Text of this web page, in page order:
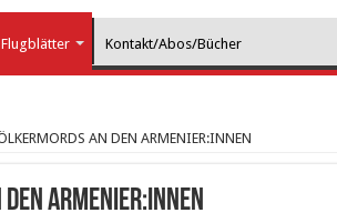
Flugblätter Kontakt/Abos/Bücher
AN DEN ARMENIER:INNEN
ARMENIER:INNEN